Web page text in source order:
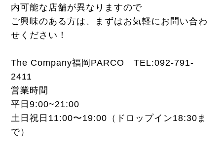
内可能な店舗が異なりますので
ご興味のある方は、まずはお気軽にお問い合わ
せください！
The Company福岡PARCO TEL:092-791-
2411
営業時間
平日9:00~21:00
土日祝日11:00〜19:00（ドロップイン18:30ま
で）